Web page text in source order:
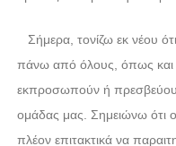
Σήμερα, τονίζω εκ νέου
πάνω από όλους, όπως και
εκπροσωπούν ή
ομάδας μας. Σημειώνω ότι
πλέον επιτακτικά να